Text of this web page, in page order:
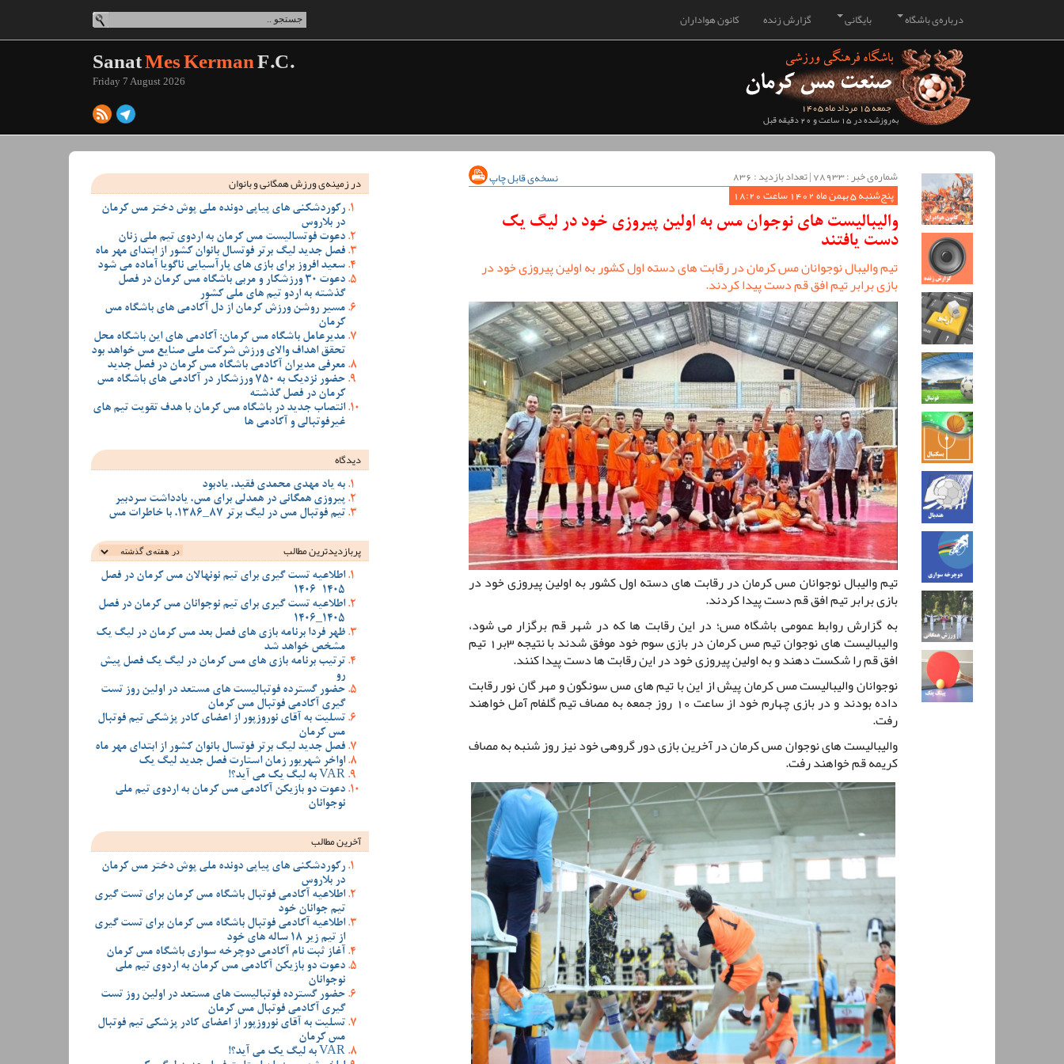
کانون هواداران گزارش زنده بایگانی درباره‌ی باشگاه
جمعه 15 مرداد ماه 1405
به‌روزشده در 15 ساعت و 20 دقیقه قبل
SanatMes KermanF.C.
Friday 7 August 2026
شماره‌ی خبر : ‌78933 | تعداد بازدید : 836
نسخه‌ی قابل چاپ
پنج‌شنبه 5 بهمن ماه 1402 ساعت 18:20
والیبالیست های نوجوان مس به اولین پیروزی خود در لیگ یک
دست یافتند
تیم والیبال نوجوانان مس کرمان در رقابت های دسته اول کشور به اولین پیروزی خود در
بازی برابر تیم افق قم دست پیدا کردند.
تیم والیبال نوجوانان مس کرمان در رقابت های دسته اول کشور به اولین پیروزی خود در
بازی برابر تیم افق قم دست پیدا کردند.
به گزارش روابط عمومی باشگاه مس؛ در این رقابت ها که در شهر قم برگزار می شود،
والیبالیست های نوجوان تیم مس کرمان در بازی سوم خود موفق شدند با نتیجه 3بر1 تیم
افق قم را شکست دهند و به اولین پیروزی خود در این رقابت ها دست پیدا کنند.
نوجوانان والیبالیست مس کرمان پیش از این با تیم های مس سونگون و مهر گان نور رقابت
داده بودند و در بازی چهارم خود از ساعت 10 روز جمعه به مصاف تیم گلفام آمل خواهند
رفت.
والیبالیست های نوجوان مس کرمان در آخرین بازی دور گروهی خود نیز روز شنبه به مصاف
کریمه قم خواهند رفت.
در زمینه‌ی ورزش همگانی و بانوان
رکوردشکنی های پیاپی دونده ملی پوش دختر مس کرمان
در بلاروس
دعوت فوتسالیست مس کرمان به اردوی تیم ملی زنان
فصل جدید لیگ برتر فوتسال بانوان کشور از ابتدای مهر ماه
سعید افروز برای بازی های پارآسیایی ناگویا آماده می شود
دعوت 30 ورزشکار و مربی باشگاه مس کرمان در فصل
گذشته به اردو تیم های ملی کشور
مسیر روشن ورزش کرمان از دل آکادمی های باشگاه مس
کرمان
مدیرعامل باشگاه مس کرمان: آکادمی های این باشگاه محل
تحقق اهداف والای ورزش شرکت ملی صنایع مس خواهد بود
معرفی مدیران آکادمی باشگاه مس کرمان در فصل جدید
حضور نزدیک به 750 ورزشکار در آکادمی های باشگاه مس
کرمان در فصل گذشته
انتصاب جدید در باشگاه مس کرمان با هدف تقویت تیم‌ های
غیرفوتبالی و آکادمی‌ ها
دیدگاه
به یاد مهدی محمدی فقید، یادبود
پیروزی همگانی در همدلی برای مس، یادداشت سردبیر
تیم فوتبال مس در لیگ برتر 87_1386، با خاطرات مس
پربازدیدترین‌ مطالب
اطلاعیه تست گیری برای تیم نونهالان مس کرمان در فصل
1405-1406
اطلاعیه تست گیری برای تیم نوجوانان مس کرمان در فصل
1405_1406
ظهر فردا برنامه بازی های فصل بعد مس کرمان در لیگ یک
مشخص خواهد شد
ترتیب برنامه بازی های مس کرمان در لیگ یک فصل پیش
رو
حضور گسترده فوتبالیست های مستعد در اولین روز تست
گیری آکادمی فوتبال مس کرمان
تسلیت به آقای نوروزپور از اعضای کادر پزشکی تیم فوتبال
مس کرمان
فصل جدید لیگ برتر فوتسال بانوان کشور از ابتدای مهر ماه
اواخر شهریور زمان استارت فصل جدید لیگ یک
VAR به لیگ یک می آید؟!
دعوت دو بازیکن آکادمی مس کرمان به اردوی تیم ملی
نوجوانان
آخرین مطالب
رکوردشکنی های پیاپی دونده ملی پوش دختر مس کرمان
در بلاروس
اطلاعیه آکادمی فوتبال باشگاه مس کرمان برای تست گیری
تیم جوانان خود
اطلاعیه آکادمی فوتبال باشگاه مس کرمان برای تست گیری
از تیم زیر 18 ساله های خود
آغاز ثبت نام آکادمی دوچرخه سواری باشگاه مس کرمان
دعوت دو بازیکن آکادمی مس کرمان به اردوی تیم ملی
نوجوانان
حضور گسترده فوتبالیست های مستعد در اولین روز تست
گیری آکادمی فوتبال مس کرمان
تسلیت به آقای نوروزپور از اعضای کادر پزشکی تیم فوتبال
مس کرمان
VAR به لیگ یک می آید؟!